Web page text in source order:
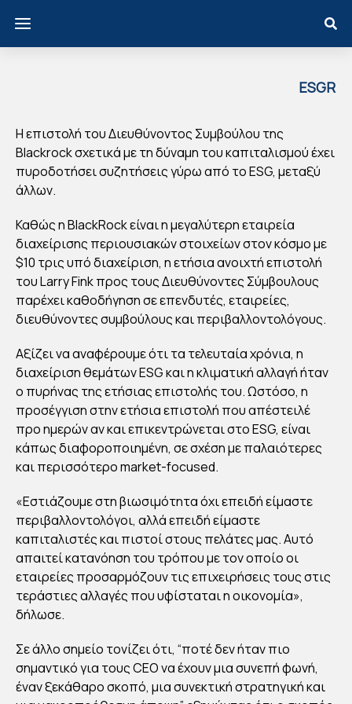
ESGR
ΣΤ
ΟΛ
CK
RO
CK
O:
ΑΛ
ΛΑ
ΖΕΙ
ΣΤ
Η
ΗΤ
ΗΣ
Η
ΓΙΑ
ΤΟ
By
Στέλλα
Αυγου
Η επιστολή του Διευθύνοντος Συμβούλου της
Blackrock σχετικά με τη δύναμη του καπιταλισμού έχει
πυροδοτήσει συζητήσεις γύρω από το ESG, μεταξύ
άλλων.
Καθώς η BlackRock είναι η μεγαλύτερη εταιρεία
διαχείρισης περιουσιακών στοιχείων στον κόσμο με
$10 τρις υπό διαχείριση, η ετήσια ανοιχτή επιστολή
του Larry Fink προς τους Διευθύνοντες Σύμβουλους
παρέχει καθοδήγηση σε επενδυτές, εταιρείες,
διευθύνοντες συμβούλους και περιβαλλοντολόγους.
Αξίζει να αναφέρουμε ότι τα τελευταία χρόνια, η
διαχείριση θεμάτων ESG και η κλιματική αλλαγή ήταν
ο πυρήνας της ετήσιας επιστολής του. Ωστόσο, η
προσέγγιση στην ετήσια επιστολή που απέστειλέ
προ ημερών αν και επικεντρώνεται στο ESG, είναι
κάπως διαφοροποιημένη, σε σχέση με παλαιότερες
και περισσότερο market-focused.
«Εστιάζουμε στη βιωσιμότητα όχι επειδή είμαστε
περιβαλλοντολόγοι, αλλά επειδή είμαστε
καπιταλιστές και πιστοί στους πελάτες μας. Αυτό
απαιτεί κατανόηση του τρόπου με τον οποίο οι
εταιρείες προσαρμόζουν τις επιχειρήσεις τους στις
τεράστιες αλλαγές που υφίσταται η οικονομία»,
δήλωσε.
Σε άλλο σημείο τονίζει ότι, “ποτέ δεν ήταν πιο
σημαντικό για τους CEO να έχουν μια συνεπή φωνή,
έναν ξεκάθαρο σκοπό, μια συνεκτική στρατηγική και